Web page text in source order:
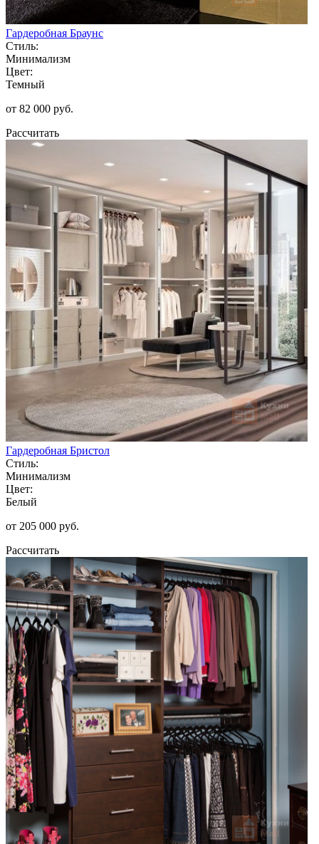
Гардеробная Браунс
Стиль:
Минимализм
Цвет:
Темный
от 82 000 руб.
Рассчитать
Гардеробная Бристол
Стиль:
Минимализм
Цвет:
Белый
от 205 000 руб.
Рассчитать